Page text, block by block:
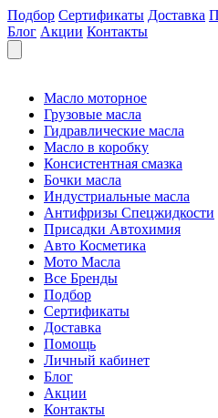
Подбор Сертификаты Доставка
Блог Акции Контакты
Масло моторное
Грузовые масла
Гидравлические масла
Масло в коробку
Консистентная смазка
Бочки масла
Индустриальные масла
Антифризы Спецжидкости
Присадки Автохимия
Авто Косметика
Мото Масла
Все Бренды
Подбор
Сертификаты
Доставка
Помощь
Личный кабинет
Блог
Акции
Контакты